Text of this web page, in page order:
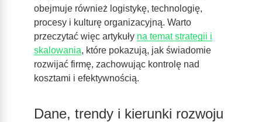
obejmuje również logistykę, technologię,
procesy i kulturę organizacyjną. Warto
przeczytać więc artykuły na temat strategii i
skalowania, które pokazują, jak świadomie
rozwijać firmę, zachowując kontrolę nad
kosztami i efektywnością.
Dane, trendy i kierunki rozwoju